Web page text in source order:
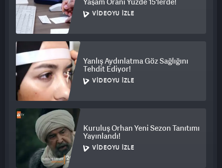
VIDEOYU İZLE
Yanlış Aydınlatma Göz Sağlığını
Tehdit Ediyor!
VIDEOYU İZLE
Kuruluş Orhan Yeni Sezon Tanıtımı
Yayınlandı!
VIDEOYU İZLE